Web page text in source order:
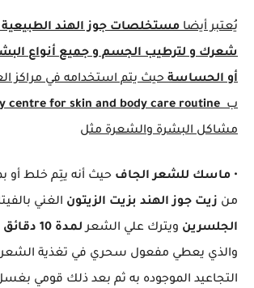
يُعتبر أيضامستخلصات جوز الهند الطبيعية
شعرك و لترطيب الجسم و جميع أنواع
أو الحساسةحيث يتم استخدامه في مراكز
بcentre for skin and body care routine
مشاكل البشرة والشعرة مثل
• ماسك للشعر الجاف حيث أنه يتِم خلط أو
من زيت جوز الهند بزيت الزيتون الغني
الجلسرين ويترك علي الشعرلمدة 10 دقائق أو ربع ساعه
والذي يعطي مفعول سحري في تغذية الشعر
التجاعيد الموجوده به ثم بعد ذلك قومي